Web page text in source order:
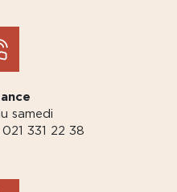
samedi
331 22 38